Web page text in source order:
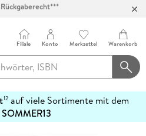
über 100 Filialen
Filiale Konto Merkzettel Warenkorb
12auf viele Sortimente mit dem
SOMMER13